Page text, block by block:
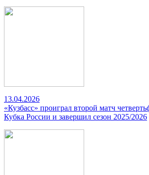
13.04.2026
«Кузбасс» проиграл второй матч
Кубка России и завершил сезон 2025/2026